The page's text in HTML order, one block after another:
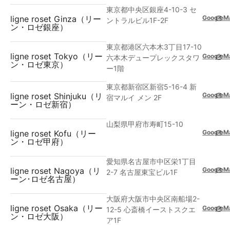
ligne roset Ginza（リー
ン・ロゼ銀座）
東京都中央区銀座4-10-3 セ
ントラルビル1F-2F
ligne roset Tokyo（リー
ン・ロゼ東京）
東京都港区六本木3丁目17-10
六本木デュープレックスタワ
ー1階
ligne roset Shinjuku（リ
ーン・ロゼ新宿）
東京都新宿区新宿5-16-4 新
宿マルイ メン 2F
ligne roset Kofu（リー
ン・ロゼ甲府）
山梨県甲府市寿町15-10
ligne roset Nagoya（リ
ーン･ロゼ名古屋）
愛知県名古屋市中区栄1丁目
2-7 名古屋東宝ビル1F
ligne roset Osaka（リー
ン・ロゼ大阪）
大阪府大阪市中央区南船場2-
12-5 心斎橋イーストスクエ
ア1F